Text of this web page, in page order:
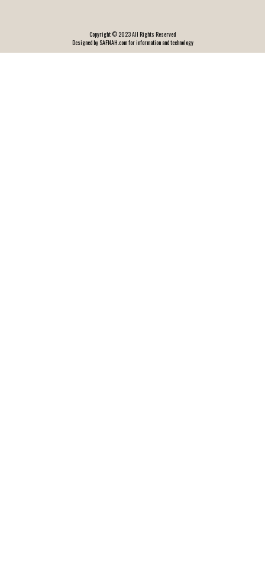
Copyright © 2023 All Rights Reserved
Designed by SAFNAH.com for information and technology